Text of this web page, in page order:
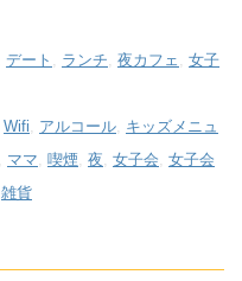
デート ランチ 夜カフェ
女子
Wifi アルコール キッズメニュ
ママ 喫煙 夜 女子会 女子会
雑貨